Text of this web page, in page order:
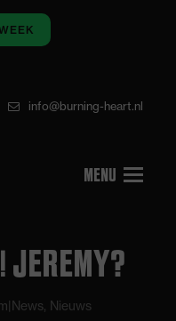
info@burning-heart.nl
JEREMY?
, Nieuws